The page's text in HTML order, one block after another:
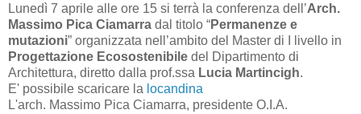
Lunedì 7 aprile alle ore 15 si terrà la conferenza dell’Arch.
Massimo Pica Ciamarra dal titolo “Permanenze e
mutazioni” organizzata nell’ambito del Master di I livello in
Progettazione Ecosostenibile del Dipartimento di
Architettura, diretto dalla prof.ssa Lucia Martincigh.
E' possibile scaricare la locandina
L'arch. Massimo Pica Ciamarra, presidente O.I.A.